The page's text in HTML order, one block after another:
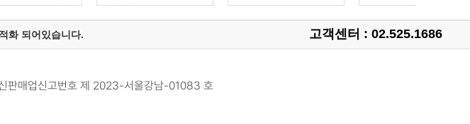
화 되어있습니다. 고객센터 : 02.525.1686
매업신고번호 제 2023-서울강남-01083 호